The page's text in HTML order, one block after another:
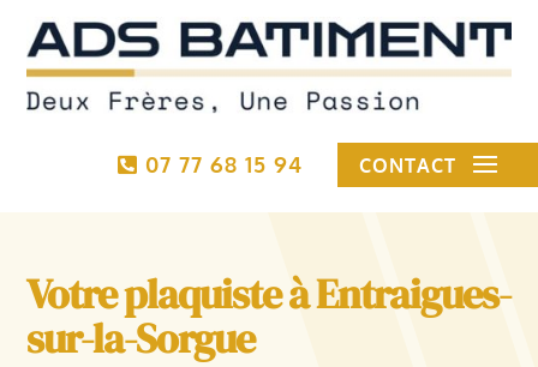
07 77 68 15 94 CONTACT
Votre plaquiste à Entraigues-
sur-la-Sorgue